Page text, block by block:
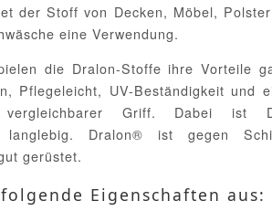
der Stoff von Decken, Möbel,
eine Verwendung.
die Dralon-Stoffe ihre Vorteile
Pflegeleicht, UV-Beständigkeit und
vergleichbarer Griff. Dabei ist
langlebig. Dralon® ist gegen
gerüstet.
Eigenschaften aus: